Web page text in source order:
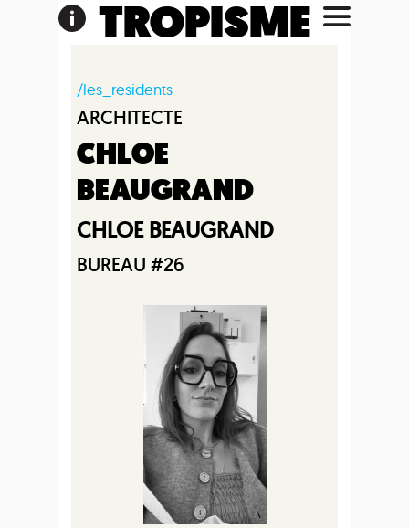
TROPISME
/les_residents
ARCHITECTE
CHLOE
BEAUGRAND
CHLOE BEAUGRAND
BUREAU #26